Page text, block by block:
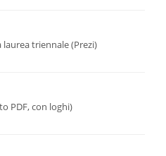
laurea triennale (Prezi)
PDF, con loghi)